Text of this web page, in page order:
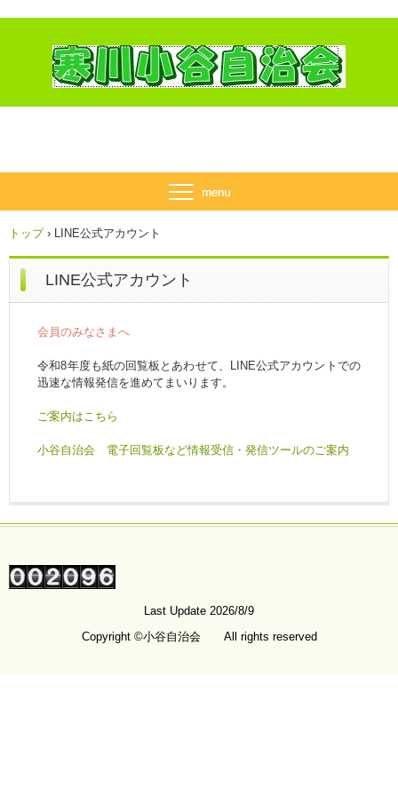
トップ › LINE公式アカウント
LINE公式アカウント
会員のみなさまへ
令和8年度も紙の回覧板とあわせて、LINE公式アカウントでの
迅速な情報発信を進めてまいります。
ご案内はこちら
小谷自治会 電子回覧板など情報受信・発信ツールのご案内
Last Update 2026/8/9
Copyright ©小谷自治会 All rights reserved